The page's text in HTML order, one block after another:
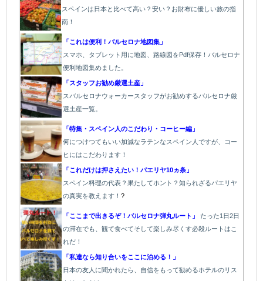
スペインは日本と比べて高い？安い？お財布に優しい旅の指
南！
「これは便利！バルセロナ地図集」
スマホ、タブレット用に地図、路線図をPdf保存！バルセロナ
便利地図集めました。
「スタッフお勧め厳選土産」
スバルセロナウォーカースタッフがお勧めするバルセロナ厳
選土産一覧。
「特集・スペイン人のこだわり・コーヒー編」
何につけつてもいい加減なラテンなスペイン人ですが、コー
ヒにはこだわります ！
「これだけは押さえたい！パエリヤ10ヵ条」
スペイン料理の代表？果たしてホント？知られざるパエリヤ
の真実を教えます！?
「ここまで出きるぞ！バルセロナ弾丸ルート」 たった1 日2日
の滞在でも、観て食べてそして楽しみ尽くす必殺ルートはこ
れだ！
「私達なら知り合いをここに泊める！」
日本の友人に聞かれたら、自信をもって勧めるホテルのリス